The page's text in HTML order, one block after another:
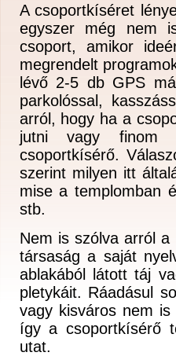
A csoportkíséret
egyszer még nem
csoport, amikor
megrendelt
lévő 2-5 db GPS
parkolóssal,
arról, hogy ha a
jutni vagy
csoportkísérő.
szerint milyen itt
mise a templomban
stb.
Nem is szólva arról
társaság a saját
ablakából látott táj
pletykáit. Ráadásul
vagy kisváros nem is
így a csoportkísérő
utat.